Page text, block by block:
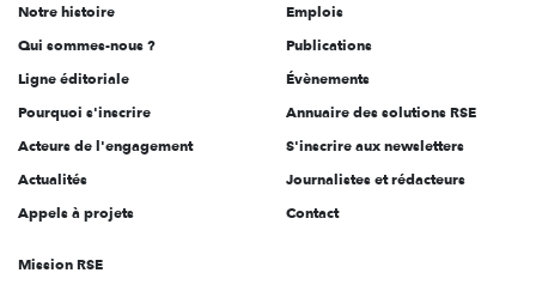
l'engagement
Notre histoire
Qui sommes-nous ?
Ligne éditoriale
Pourquoi s'inscrire
Acteurs de l'engagement
Actualités
Appels à projets
Emplois
Publications
Évènements
Annuaire des solutions RSE
S'inscrire aux newsletters
Journalistes et rédacteurs
Contact
Mission RSE